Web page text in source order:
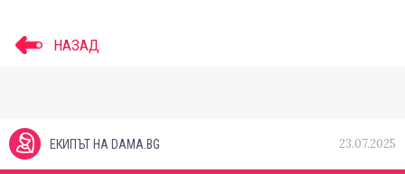
НАЗАД
ЕКИПЪТ НА DAMA.BG 23.07.2025